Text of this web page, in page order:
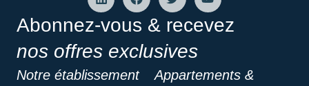
Abonnez-vous & recevez
nos offres exclusives
Notre établissement
Appartements &